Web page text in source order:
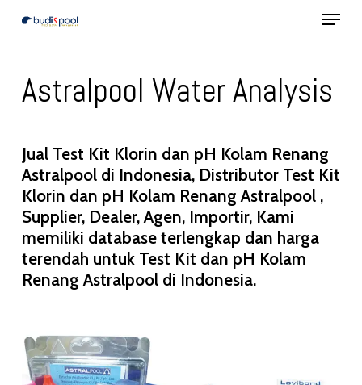
Skip
content
Menu
Astralpool Water Analysis
Jual Test Kit Klorin dan pH Kolam Renang
Astralpool di Indonesia, Distributor Test Kit
Klorin dan pH Kolam Renang Astralpool ,
Supplier, Dealer, Agen, Importir, Kami
memiliki database terlengkap dan harga
terendah untuk Test Kit dan pH Kolam
Renang Astralpool di Indonesia.